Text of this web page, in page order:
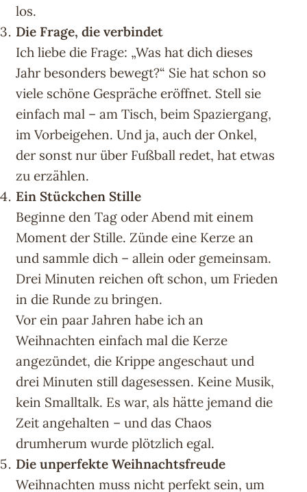
los.
Die Frage, die verbindet
Ich liebe die Frage: „Was hat dich dieses
Jahr besonders bewegt?“ Sie hat schon so
viele schöne Gespräche eröffnet. Stell sie
einfach mal – am Tisch, beim Spaziergang,
im Vorbeigehen. Und ja, auch der Onkel,
der sonst nur über Fußball redet, hat etwas
zu erzählen.
Ein Stückchen Stille
Beginne den Tag oder Abend mit einem
Moment der Stille. Zünde eine Kerze an
und sammle dich – allein oder gemeinsam.
Drei Minuten reichen oft schon, um Frieden
in die Runde zu bringen.
Vor ein paar Jahren habe ich an
Weihnachten einfach mal die Kerze
angezündet, die Krippe angeschaut und
drei Minuten still dagesessen. Keine Musik,
kein Smalltalk. Es war, als hätte jemand die
Zeit angehalten – und das Chaos
drumherum wurde plötzlich egal.
Die unperfekte Weihnachtsfreude
Weihnachten muss nicht perfekt sein, um